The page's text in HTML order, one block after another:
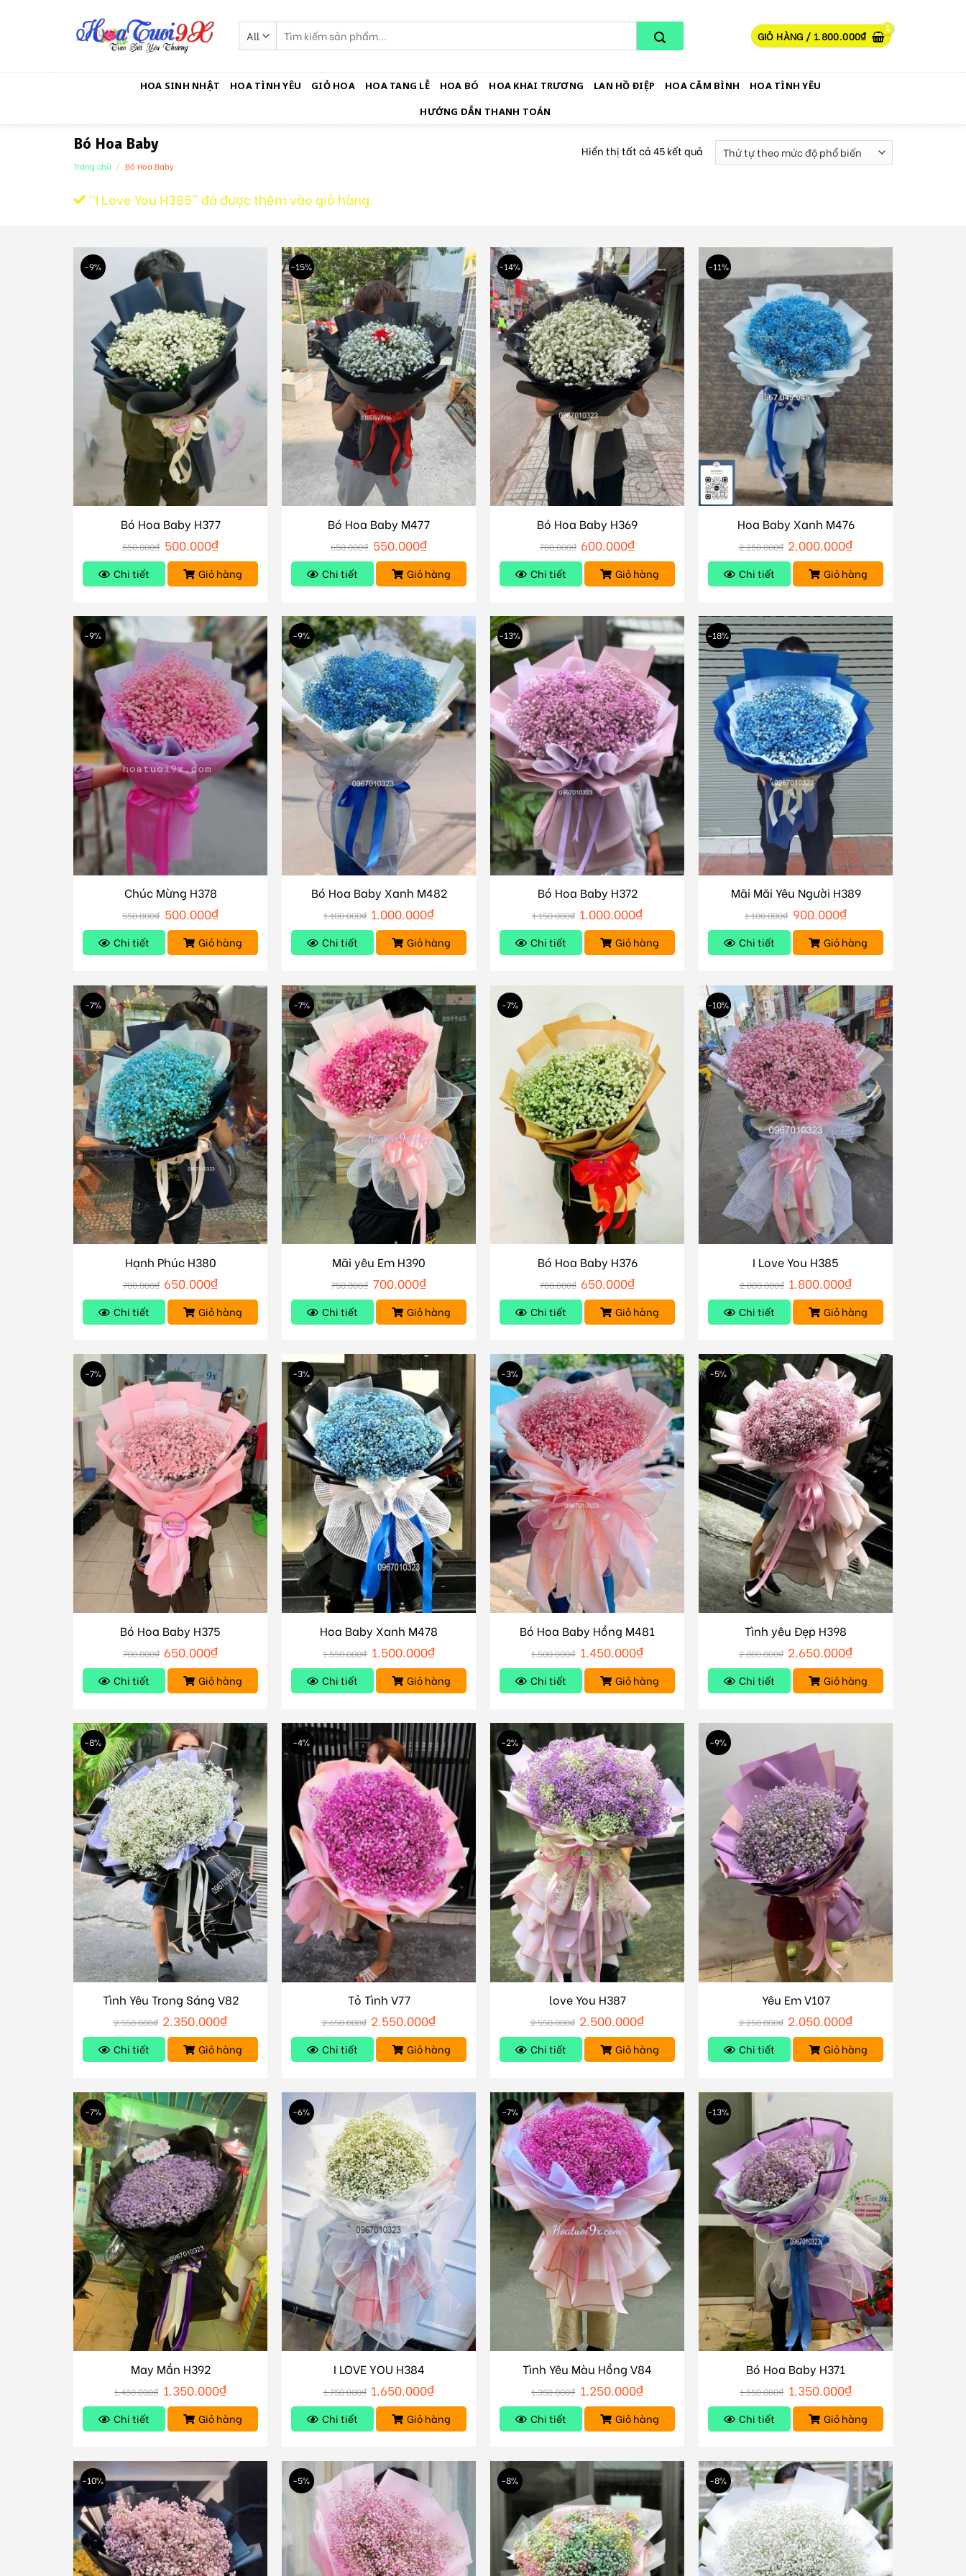
kiếm:
GIỎ HÀNG / 1.800.000₫
HOA SINH NHẬT HOA TÌNH YÊU GIỎ HOA HOA TANG LỄ HOA BÓ HOA KHAI TRƯƠNG LAN HỒ ĐIỆP HOA CẮM BÌNH
HOA TÌNH YÊU
HƯỚNG DẪN THANH TOÁN
Bó Hoa Baby
Trang chủ / Bó Hoa Baby
Hiển thị tất cả 45 kết quả
“I Love You H385” đã được thêm vào giỏ hàng.
-9%
Bó Hoa Baby H377
550.000₫ 500.000₫
Chi tiết Giỏ hàng
-15%
Bó Hoa Baby M477
650.000₫ 550.000₫
Chi tiết Giỏ hàng
-14%
Bó Hoa Baby H369
700.000₫ 600.000₫
Chi tiết Giỏ hàng
-11%
Hoa Baby Xanh M476
2.250.000₫ 2.000.000₫
Chi tiết Giỏ hàng
-9%
Chúc Mừng H378
550.000₫ 500.000₫
Chi tiết Giỏ hàng
-9%
Bó Hoa Baby Xanh M482
1.100.000₫ 1.000.000₫
Chi tiết Giỏ hàng
-13%
Bó Hoa Baby H372
1.150.000₫ 1.000.000₫
Chi tiết Giỏ hàng
-18%
Mãi Mãi Yêu Người H389
1.100.000₫ 900.000₫
Chi tiết Giỏ hàng
-7%
Hạnh Phúc H380
700.000₫ 650.000₫
Chi tiết Giỏ hàng
-7%
Mãi yêu Em H390
750.000₫ 700.000₫
Chi tiết Giỏ hàng
-7%
Bó Hoa Baby H376
700.000₫ 650.000₫
Chi tiết Giỏ hàng
-10%
I Love You H385
2.000.000₫ 1.800.000₫
Chi tiết Giỏ hàng
-7%
Bó Hoa Baby H375
700.000₫ 650.000₫
Chi tiết Giỏ hàng
-3%
Hoa Baby Xanh M478
1.550.000₫ 1.500.000₫
Chi tiết Giỏ hàng
-3%
Bó Hoa Baby Hồng M481
1.500.000₫ 1.450.000₫
Chi tiết Giỏ hàng
-5%
Tình yêu Đẹp H398
2.800.000₫ 2.650.000₫
Chi tiết Giỏ hàng
-8%
Tình Yêu Trong Sáng V82
2.550.000₫ 2.350.000₫
Chi tiết Giỏ hàng
-4%
Tỏ Tình V77
2.650.000₫ 2.550.000₫
Chi tiết Giỏ hàng
-2%
love You H387
2.550.000₫ 2.500.000₫
Chi tiết Giỏ hàng
-9%
Yêu Em V107
2.250.000₫ 2.050.000₫
Chi tiết Giỏ hàng
-7%
May Mắn H392
1.450.000₫ 1.350.000₫
Chi tiết Giỏ hàng
-6%
I LOVE YOU H384
1.750.000₫ 1.650.000₫
Chi tiết Giỏ hàng
-7%
Tình Yêu Màu Hồng V84
1.350.000₫ 1.250.000₫
Chi tiết Giỏ hàng
-13%
Bó Hoa Baby H371
1.550.000₫ 1.350.000₫
Chi tiết Giỏ hàng
-10% -5% -8% -8%